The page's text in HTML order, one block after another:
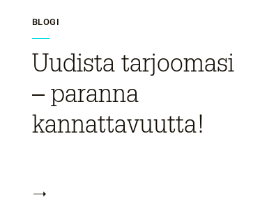
BLOGI
Uudista tarjoomasi
– paranna
kannattavuutta!